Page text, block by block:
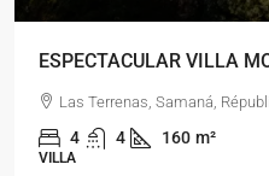
ESPECTACULAR VILLA
Las Terrenas, Samaná,
4 4 160 m²
VILLA